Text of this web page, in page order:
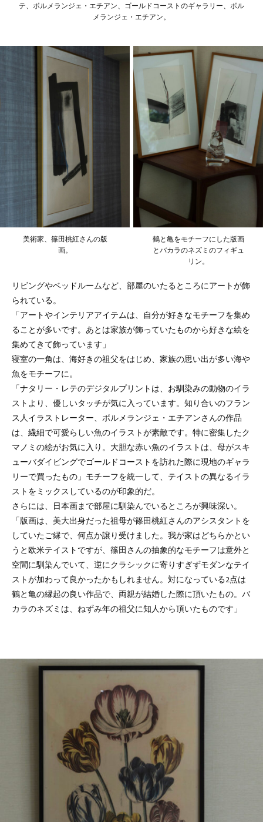
テ、ボルメランジェ・エチアン、ゴールドコーストのギャラリー、ボル
メランジェ・エチアン。
美術家、篠田桃紅さんの版
画。
鶴と亀をモチーフにした版画
とバカラのネズミのフィギュ
リン。
リビングやベッドルームなど、部屋のいたるところにアートが飾
られている。
「アートやインテリアアイテムは、自分が好きなモチーフを集め
ることが多いです。あとは家族が飾っていたものから好きな絵を
集めてきて飾っています」
寝室の一角は、海好きの祖父をはじめ、家族の思い出が多い海や
魚をモチーフに。
「ナタリー・レテのデジタルプリントは、お馴染みの動物のイラ
ストより、優しいタッチが気に入っています。知り合いのフラン
ス人イラストレーター、ボルメランジェ・エチアンさんの作品
は、繊細で可愛らしい魚のイラストが素敵です。特に密集したク
マノミの絵がお気に入り。大胆な赤い魚のイラストは、母がスキ
ューバダイビングでゴールドコーストを訪れた際に現地のギャラ
リーで買ったもの」モチーフを統一して、テイストの異なるイラ
ストをミックスしているのが印象的だ。
さらには、日本画まで部屋に馴染んでいるところが興味深い。
「版画は、美大出身だった祖母が篠田桃紅さんのアシスタントを
していたご縁で、何点か譲り受けました。我が家はどちらかとい
うと欧米テイストですが、篠田さんの抽象的なモチーフは意外と
空間に馴染んでいて、逆にクラシックに寄りすぎずモダンなテイ
ストが加わって良かったかもしれません。対になっている2点は
鶴と亀の縁起の良い作品で、両親が結婚した際に頂いたもの。バ
カラのネズミは、ねずみ年の祖父に知人から頂いたものです」